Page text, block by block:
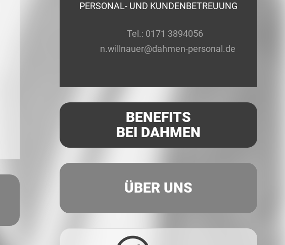
PERSONAL- UND KUNDENBETREUUNG
Tel.: 0171 3894056
n.willnauer@dahmen-personal.de
BENEFITS
BEI DAHMEN
ÜBER UNS